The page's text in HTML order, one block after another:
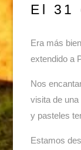
El 31
Era más
extendido a
Nos
visita de
y pasteles
Estamos